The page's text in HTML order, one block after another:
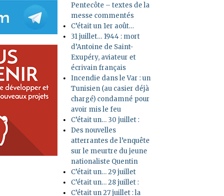
Pentecôte – textes de la
messe commentés
C’était un 1er août…
31 juillet… 1944 : mort
d’Antoine de Saint-
Exupéry, aviateur et
écrivain français
Incendie dans le Var : un
Tunisien (au casier déjà
chargé) condamné pour
avoir mis le feu
C’était un… 30 juillet :
Des nouvelles
atterrantes de l’enquête
sur le meurtre du jeune
nationaliste Quentin
C’était un… 29 juillet
C’était un… 28 juillet :
C’était un 27 juillet : la